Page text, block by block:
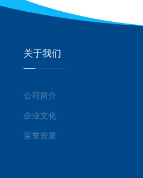
关于我们
公司简介
企业文化
荣誉资质